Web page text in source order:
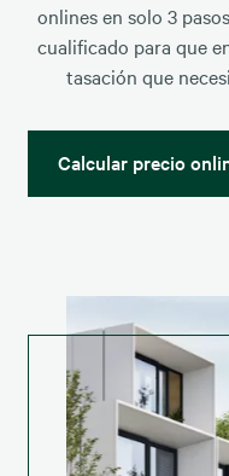
onlines en solo 3
cualificado para que
tasación que
Calcular precio